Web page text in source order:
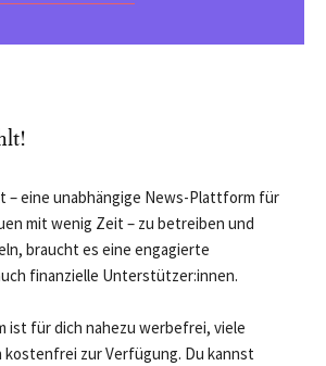
– eine unabhängige News-Plattform für
mit wenig Zeit – zu betreiben und
braucht es eine engagierte
finanzielle Unterstützer:innen.
ist für dich nahezu werbefrei, viele
zur Verfügung. Du kannst